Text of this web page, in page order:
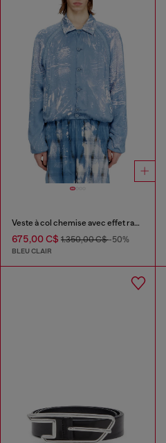
Veste à col chemise avec effet radiographique
675,00 C$ 1.350,00 C$-50%
BLEU CLAIR